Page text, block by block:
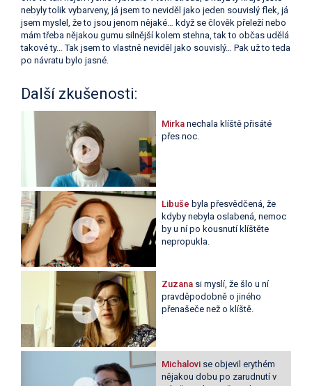
nebyly tolik vybarveny, já jsem to neviděl jako jeden souvislý flek, já
jsem myslel, že to jsou jenom nějaké… když se člověk přeleží nebo
mám třeba nějakou gumu silnější kolem stehna, tak to občas udělá
takové ty… Tak jsem to vlastně neviděl jako souvislý… Pak už to teda
po návratu bylo jasné.
Další zkušenosti:
Mirka nechala klíště přisáté
přes noc.
Libuše byla přesvědčená, že
kdyby nebyla oslabená, nemoc
by u ní po kousnutí klíštěte
nepropukla.
Zuzana si myslí, že šlo u ní
pravděpodobně o jiného
přenašeče než o klíště.
Michalovi se objevil erythém
nějakou dobu po zarudnutí v